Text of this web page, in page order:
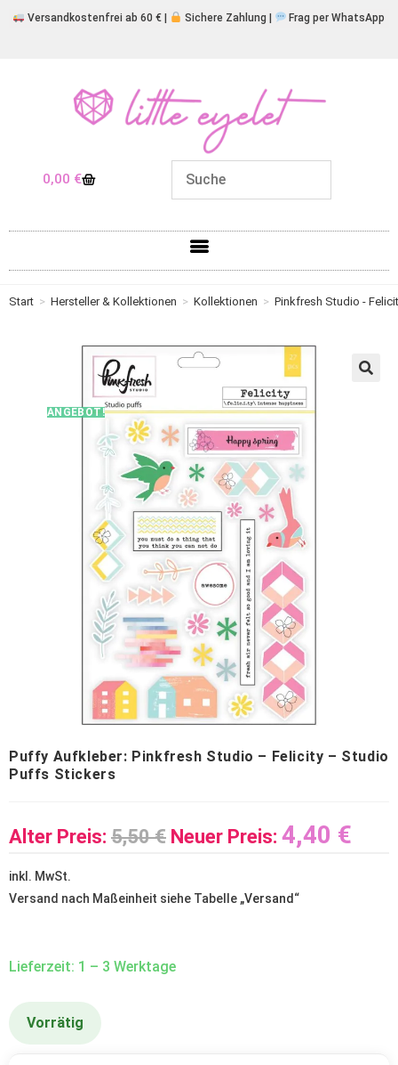
Versandkostenfrei ab 60 € | Sichere Zahlung | Frag per WhatsApp
0,00 €
Start > Hersteller & Kollektionen > Kollektionen > Pinkfresh Studio -
ANGEBOT!
Puffy Aufkleber: Pinkfresh Studio – Felicity – Studio
Puffs Stickers
Alter Preis: 5,50€ Neuer Preis: 4,40 €
inkl. MwSt.
Versand nach Maßeinheit siehe Tabelle „Versand“
Lieferzeit: 1 – 3 Werktage
Vorrätig